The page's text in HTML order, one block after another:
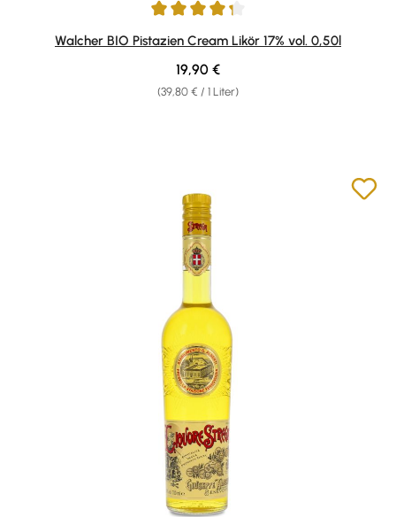
Durchschnittliche Bewertung von 4.25 von 5 Sternen
Walcher BIO Pistazien Cream Likör 17% vol. 0,50l
(39,80 € / 1 Liter)
Regulärer Preis:
19,90 €